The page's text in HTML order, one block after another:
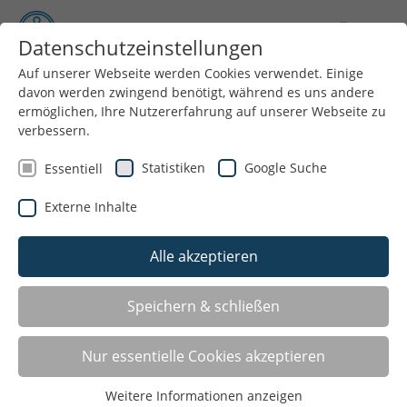
Menü
Sport im Park in Gütersloh
Sport im Park“ geht in Gütersloh 2026 bereits in die 11.
Auflage. Auch in diesem Sommer heißt es wieder:
gemeinsam draußen aktiv werden, neue
Bewegungsangebote entdecken und den Sommer in
Datenschutzeinstellungen
Auf unserer Webseite werden Cookies verwendet. Einige
davon werden zwingend benötigt, während es uns andere
ermöglichen, Ihre Nutzererfahrung auf unserer Webseite zu
verbessern.
Essentiell Statistiken Google Suche
Externe Inhalte
Alle akzeptieren
Speichern & schließen
Nur essentielle Cookies akzeptieren
Weitere Informationen anzeigen